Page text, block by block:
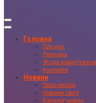
Головна
Про нас
Реклама
Угода користувача
Контакти
Новини
Прес-релізи
Новини світу
Каталог новин